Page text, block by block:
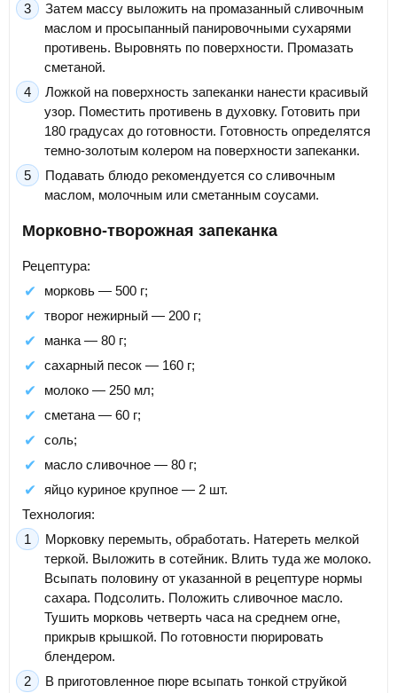
Затем массу выложить на промазанный сливочным
маслом и просыпанный панировочными сухарями
противень. Выровнять по поверхности. Промазать
сметаной.
Ложкой на поверхность запеканки нанести красивый
узор. Поместить противень в духовку. Готовить при
180 градусах до готовности. Готовность определятся
темно-золотым колером на поверхности запеканки.
Подавать блюдо рекомендуется со сливочным
маслом, молочным или сметанным соусами.
Морковно-творожная запеканка
Рецептура:
морковь — 500 г;
творог нежирный — 200 г;
манка — 80 г;
сахарный песок — 160 г;
молоко — 250 мл;
сметана — 60 г;
соль;
масло сливочное — 80 г;
яйцо куриное крупное — 2 шт.
Технология:
Морковку перемыть, обработать. Натереть мелкой
теркой. Выложить в сотейник. Влить туда же молоко.
Всыпать половину от указанной в рецептуре нормы
сахара. Подсолить. Положить сливочное масло.
Тушить морковь четверть часа на среднем огне,
прикрыв крышкой. По готовности пюрировать
блендером.
В приготовленное пюре всыпать тонкой струйкой